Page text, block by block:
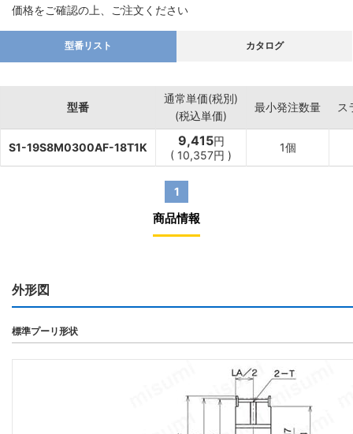
価格をご確認の上、ご注文ください
型番リスト カタログ
型番
通常単価(税別)
(税込単価)
最小発注数量 ス
S1-19S8M0300AF-18T1K 9,415円
( 10,357円 )
1個
1
商品情報
外形図
標準プーリ形状